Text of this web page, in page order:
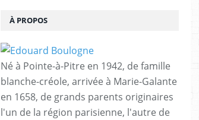
À PROPOS
Né à Pointe-à-Pitre en 1942, de famille
blanche-créole, arrivée à Marie-Galante
en 1658, de grands parents originaires
l'un de la région parisienne, l'autre de